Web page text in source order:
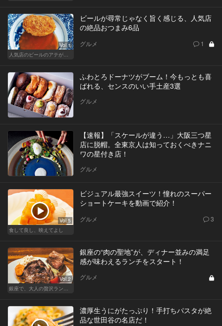
Vol.1
ビールが尋常じゃなく旨く感じる、人気店
の絶品おつまみ6品
グルメ 1
ふわとろドーナツがブーム！今もっとも喜
ばれる、センスのいい手土産3選
グルメ
【速報】「スケールが違う…」大阪三つ星
店に脱帽。全東京人は知っておくべきナニ
ワの星付き店！
グルメ
Vol.5
食して良し、映えてよし
ビジュアル最強スイーツ！憧れのスーパー
ショートケーキを動画で紹介！
グルメ 3
Vol.2
銀座の“肉の聖地”が、ディナー並みの満足
感が味わえるランチをスタート！
グルメ
濃厚生うにがたっぷり！手打ちパスタが絶
品な世田谷の名店だ！